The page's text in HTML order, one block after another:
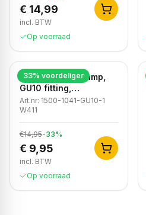
€ 14,99
incl. BTW
Op voorraad
33% voordeliger
Moderne wandlamp,
GU10 fitting,
Aluminium, IP65, Wit
Art.nr: 1500-1041-GU10-1
W411
€14,95-33%
€ 9,95
incl. BTW
Op voorraad